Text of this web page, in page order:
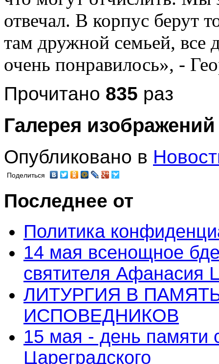
отвечал. В корпус берут
там дружной семьей, все
очень понравилось», -
Прочитано 835 раз
Галерея изображений
Опубликовано в
Поделиться
Последнее от
Политика
14 мая всенощное
святителя Афанасия
ЛИТУРГИЯ В
ИСПОВЕДНИКОВ
15 мая - день памяти
Цареградского